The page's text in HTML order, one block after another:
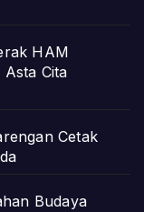
HAM
Cita
Cetak
Budaya